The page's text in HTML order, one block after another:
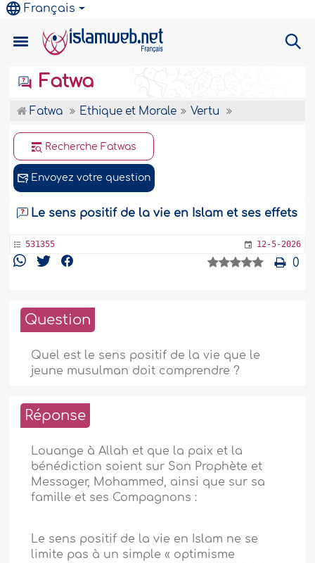
Français
Fatwa
Fatwa Ethique et Morale Vertu
Recherche Fatwas
Envoyez votre question
Le sens positif de la vie en Islam et ses effets
531355 12-5-2026
0
Question
Quel est le sens positif de la vie que le
jeune musulman doit comprendre ?
Réponse
Louange à Allah et que la paix et la
bénédiction soient sur Son Prophète et
Messager, Mohammed, ainsi que sur sa
famille et ses Compagnons :
Le sens positif de la vie en Islam ne se
limite pas à un simple « optimisme